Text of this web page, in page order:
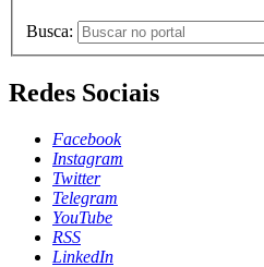
Busca:
Redes Sociais
Facebook
Instagram
Twitter
Telegram
YouTube
RSS
LinkedIn